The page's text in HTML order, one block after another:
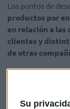
Su
Los puntos de
productos por
en relación a las
clientes y
de otras
construyendo su
pregunto si no